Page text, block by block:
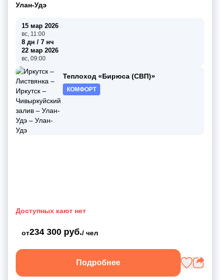
Улан-Удэ
15 мар 2026
вс, 11:00
8 дн / 7 нч
22 мар 2026
вс, 09:00
Теплоход «Бирюса (СВП)»
КОМФОРТ
Доступных кают нет
от234 300 руб./ чел
Подробнее